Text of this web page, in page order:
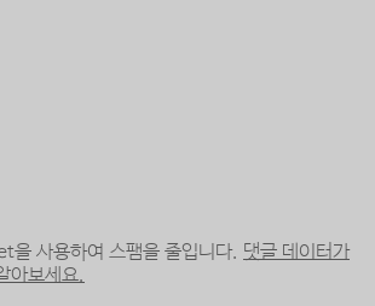
을 사용하여 스팸을 줄입니다. 댓글 데이터가
아보세요.